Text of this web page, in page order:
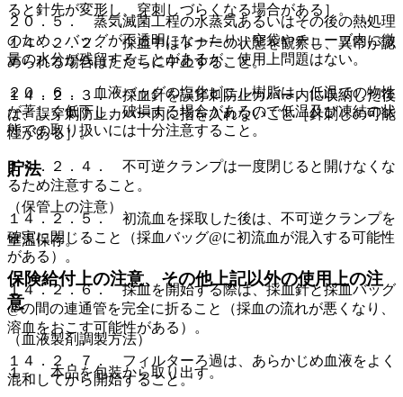
２０．５． 蒸気滅菌工程の水蒸気あるいはその後の熱処理
のため、バッグが不透明になったり、空袋やチューブ内に微
量の水分が残留することがあるが、使用上問題はない。
２０．６． 血液バッグの塩化ビニル樹脂は、低温での物性
が著しく低下し、破損する場合があるので低温及び凍結の状
態での取り扱いには十分注意すること。
貯法
（保管上の注意）
室温保存。
保険給付上の注意、その他上記以外の使用上の注
意
（血液製剤調製方法）
１． 本品を包装から取り出す。
ると針先が変形し、穿刺しづらくなる場合がある］。
１４．２．２． 採血中はドナーの状態を観察し、異常が認
められる場合はただちに中止すること。
１４．２．３． 採血針を誤穿刺防止カバー内に収納した後
は、誤穿刺防止カバー内に指を入れないこと［針刺しの可能
性がある］。
１４．２．４． 不可逆クランプは一度閉じると開けなくな
るため注意すること。
１４．２．５． 初流血を採取した後は、不可逆クランプを
確実に閉じること（採血バッグ@に初流血が混入する可能性
がある）。
１４．２．６． 採血を開始する際は、採血針と採血バッグ
@の間の連通管を完全に折ること（採血の流れが悪くなり、
溶血をおこす可能性がある）。
１４．２．７． フィルターろ過は、あらかじめ血液をよく
混和してから開始すること。